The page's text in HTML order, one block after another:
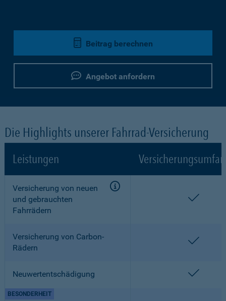
Beitrag berechnen
Angebot anfordern
Die Highlights unserer Fahrrad-Versicherung
Leistungen
Versicherung von neuen
und gebrauchten
Fahrrädern
Versicherung von Carbon-
Rädern
Neuwertentschädigung
BESONDERHEIT